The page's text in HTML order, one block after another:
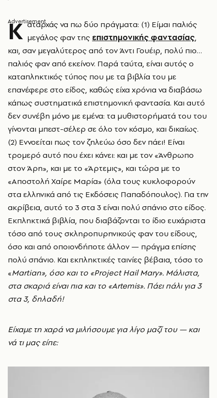
Κ αταρχάς να πω δύο πράγματα: (1) Είμαι παλιός
μεγάλος φαν της επιστημονικής φαντασίας,
και, σαν μεγαλύτερος από τον Άντι Γουέιρ, πολύ πιο…
παλιός φαν από εκείνον. Παρά ταύτα, είναι αυτός ο
καταπληκτικός τύπος που με τα βιβλία του με
επανέφερε στο είδος, καθώς είχα χρόνια να διαβάσω
κάπως συστηματικά επιστημονική φαντασία. Και αυτό
δεν συνέβη μόνο με εμένα: τα μυθιστορήματά του του
γίνονται μπεστ-σέλερ σε όλο τον κόσμο, και δικαίως.
(2) Εννοείται πως τον ζηλεύω όσο δεν πάει! Είναι
τρομερό αυτό που έχει κάνει: και με τον «Άνθρωπο
στον Άρη», και με το «Άρτεμις», και τώρα με το
«Αποστολή Χαίρε Μαρία» (όλα τους κυκλοφορούν
στα ελληνικά από τις Εκδόσεις Παπαδόπουλος). Για την
ακρίβεια, αυτό το 3 στα 3 είναι πολύ σπάνιο στο είδος.
Εκπληκτικά βιβλία, που διαβάζονται το ίδιο ευχάριστα
τόσο από τους σκληροπυρηνικούς φαν του είδους,
όσο και από οποιονδήποτε άλλον — πράγμα επίσης
πολύ σπάνιο. Και εκπληκτικές ταινίες βέβαια, τόσο το
«Martian», όσο και το «Project Hail Mary». Μάλιστα,
στα σκαριά είναι πια και το «Artemis». Πάει πάλι για 3
στα 3, δηλαδή!
Είχαμε τη χαρά να μιλήσουμε για λίγο μαζί του — και
νά τι μας είπε: